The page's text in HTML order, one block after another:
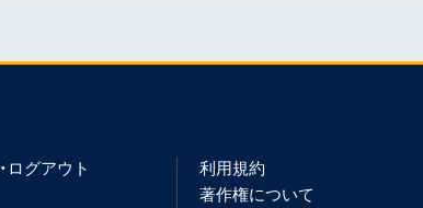
ログアウト
利用規約
著作権について